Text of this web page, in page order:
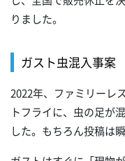
りました。
ガスト虫混入事案
2022年、ファミリーレ
トフライに、虫の足が
した。もちろん投稿は